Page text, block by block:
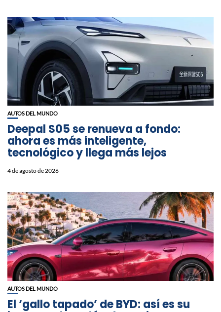
AUTOS DEL MUNDO
Deepal S05 se renueva a fondo:
ahora es más inteligente,
tecnológico y llega más lejos
4 de agosto de 2026
AUTOS DEL MUNDO
El ‘gallo tapado’ de BYD: así es su